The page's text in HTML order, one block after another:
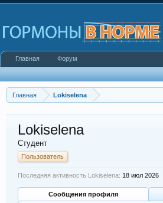
Главная Lokiselena
Lokiselena
Студент
Пользователь
Последняя активность Lokiselena: 18 июл 2026
Сообщения профиля
Главная Форум